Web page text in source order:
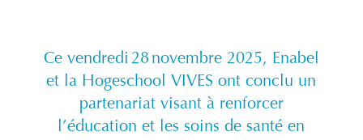
Ce vendredi 28 novembre 2025, Enabel
et la Hogeschool VIVES ont conclu un
partenariat visant à renforcer
l’éducation et les soins de santé en